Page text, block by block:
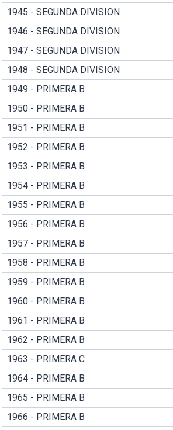
1945 - SEGUNDA DIVISION
1946 - SEGUNDA DIVISION
1947 - SEGUNDA DIVISION
1948 - SEGUNDA DIVISION
1949 - PRIMERA B
1950 - PRIMERA B
1951 - PRIMERA B
1952 - PRIMERA B
1953 - PRIMERA B
1954 - PRIMERA B
1955 - PRIMERA B
1956 - PRIMERA B
1957 - PRIMERA B
1958 - PRIMERA B
1959 - PRIMERA B
1960 - PRIMERA B
1961 - PRIMERA B
1962 - PRIMERA B
1963 - PRIMERA C
1964 - PRIMERA B
1965 - PRIMERA B
1966 - PRIMERA B